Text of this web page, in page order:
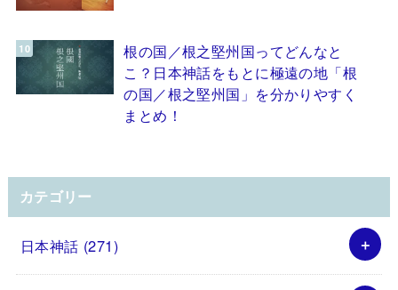
根の国／根之堅州国ってどんなと
こ？日本神話をもとに極遠の地「根
の国／根之堅州国」を分かりやすく
まとめ！
カテゴリー
日本神話 (271)